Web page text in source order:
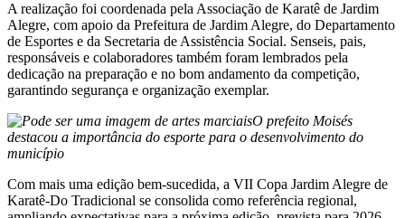
A realização foi coordenada pela Associação de Karatê de Jardim
Alegre, com apoio da Prefeitura de Jardim Alegre, do Departamento
de Esportes e da Secretaria de Assistência Social. Senseis, pais,
responsáveis e colaboradores também foram lembrados pela
dedicação na preparação e no bom andamento da competição,
garantindo segurança e organização exemplar.
O prefeito Moisés
destacou a importância do esporte para o desenvolvimento do
município
Com mais uma edição bem-sucedida, a VII Copa Jardim Alegre de
Karatê-Do Tradicional se consolida como referência regional,